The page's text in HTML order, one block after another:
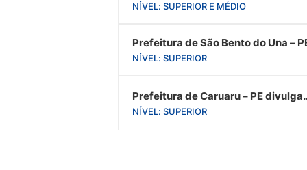
Guararapes – PE: Inscrição e Edital
NÍVEL: SUPERIOR E MÉDIO
Prefeitura de São Bento do Una –
abre 173 vagas, confira.
NÍVEL: SUPERIOR
Prefeitura de Caruaru – PE divulga
edital do processo seletivo com
NÍVEL: SUPERIOR